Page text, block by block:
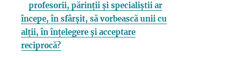
profesorii, părinții și specialiștii ar
începe, în sfârșit, să vorbească unii cu
alții, în înțelegere și acceptare
reciprocă?